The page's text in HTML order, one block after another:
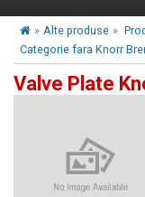
» Alte produse »
Categorie fara Knorr
Valve Plate